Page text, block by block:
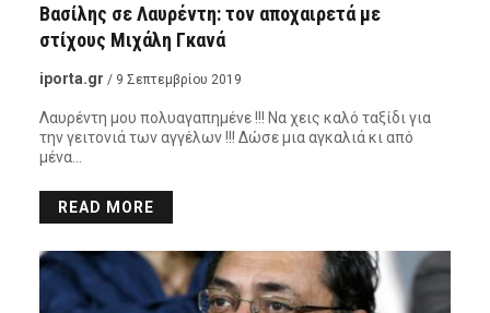
Βασίλης σε Λαυρέντη: τον αποχαιρετά με
στίχους Μιχάλη Γκανά
iporta.gr / 9 Σεπτεμβρίου 2019
Λαυρέντη μου πολυαγαπημένε !!! Να χεις καλό ταξίδι για
την γειτονιά των αγγέλων !!! Δώσε μια αγκαλιά κι από
μένα…
READ MORE